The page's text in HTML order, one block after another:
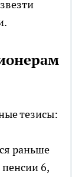
тезисы:
раньше
пенсии 6,